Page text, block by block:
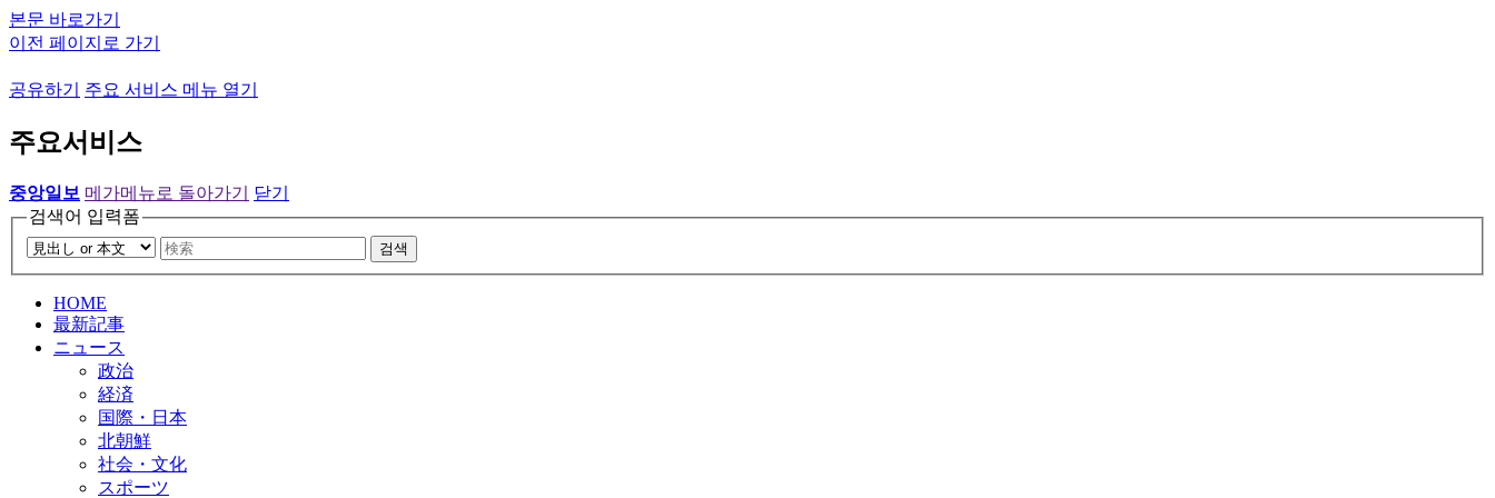
본문 바로가기
이전 페이지로 가기
공유하기 주요 서비스 메뉴 열기
주요서비스
중앙일보 메가메뉴로 돌아가기
닫기
검색어 입력폼
검색
HOME
最新記事
ニュース
政治
経済
国際・日本
北朝鮮
社会・文化
スポーツ